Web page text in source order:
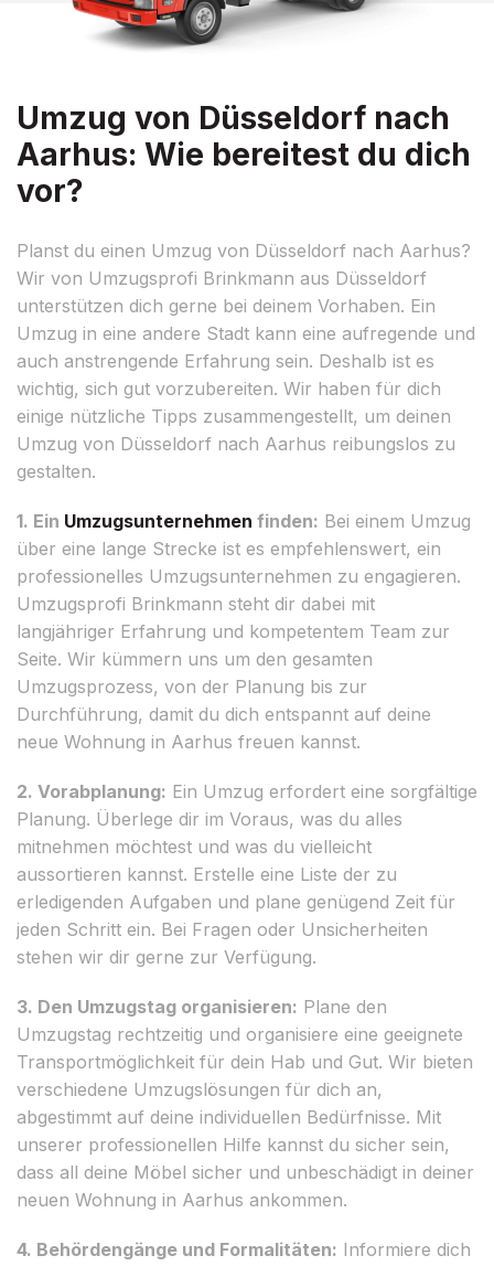
Umzug von Düsseldorf nach
Aarhus: Wie bereitest du dich
vor?
Planst du einen Umzug von Düsseldorf nach Aarhus?
Wir von Umzugsprofi Brinkmann aus Düsseldorf
unterstützen dich gerne bei deinem Vorhaben. Ein
Umzug in eine andere Stadt kann eine aufregende und
auch anstrengende Erfahrung sein. Deshalb ist es
wichtig, sich gut vorzubereiten. Wir haben für dich
einige nützliche Tipps zusammengestellt, um deinen
Umzug von Düsseldorf nach Aarhus reibungslos zu
gestalten.
1. Ein Umzugsunternehmen finden: Bei einem Umzug
über eine lange Strecke ist es empfehlenswert, ein
professionelles Umzugsunternehmen zu engagieren.
Umzugsprofi Brinkmann steht dir dabei mit
langjähriger Erfahrung und kompetentem Team zur
Seite. Wir kümmern uns um den gesamten
Umzugsprozess, von der Planung bis zur
Durchführung, damit du dich entspannt auf deine
neue Wohnung in Aarhus freuen kannst.
2. Vorabplanung: Ein Umzug erfordert eine sorgfältige
Planung. Überlege dir im Voraus, was du alles
mitnehmen möchtest und was du vielleicht
aussortieren kannst. Erstelle eine Liste der zu
erledigenden Aufgaben und plane genügend Zeit für
jeden Schritt ein. Bei Fragen oder Unsicherheiten
stehen wir dir gerne zur Verfügung.
3. Den Umzugstag organisieren: Plane den
Umzugstag rechtzeitig und organisiere eine geeignete
Transportmöglichkeit für dein Hab und Gut. Wir bieten
verschiedene Umzugslösungen für dich an,
abgestimmt auf deine individuellen Bedürfnisse. Mit
unserer professionellen Hilfe kannst du sicher sein,
dass all deine Möbel sicher und unbeschädigt in deiner
neuen Wohnung in Aarhus ankommen.
4. Behördengänge und Formalitäten: Informiere dich